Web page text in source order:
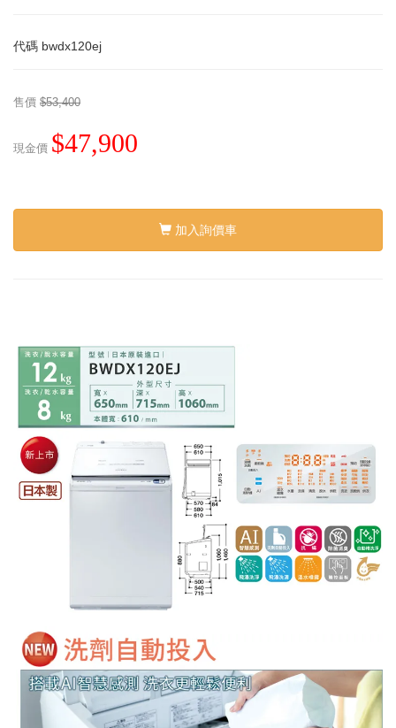
代碼 bwdx120ej
售價 $53,400
現金價 $47,900
加入詢價車